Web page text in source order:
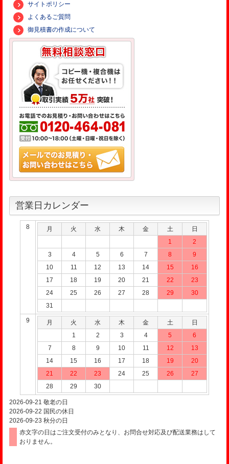
サイトポリシー
よくあるご質問
御見積書の作成について
営業日カレンダー
8 月 火 水 木 金 土
日
1
2
3
4 5 6 7 8
9
10
11 12 13 14 15
16
17
18 19 20 21 22
23
24
25 26 27 28 29
30
31
9 月 火 水 木 金 土
日
1
2 3 4 5
6
7
8 9 10 11 12
13
14
15 16 17 18 19
20
21
22 23 24 25 26
27
28
29 30
2026-09-21 敬老の日
2026-09-22 国民の休日
2026-09-23 秋分の日
赤文字の日はご注文受付のみとなり、お問合せ対応及び配送業務はして
おりません。